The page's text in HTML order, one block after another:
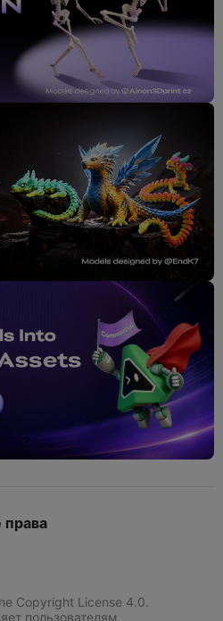
права
Copyright License 4.0.
пользователям